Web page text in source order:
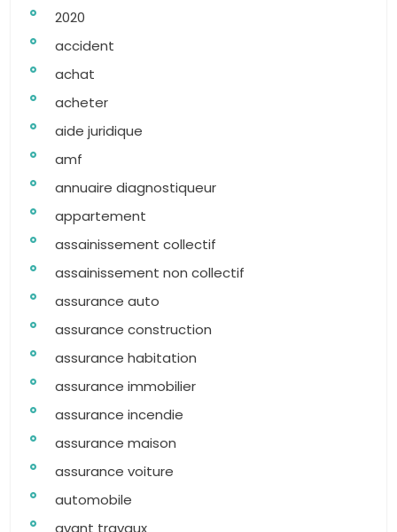
2020
accident
achat
acheter
aide juridique
amf
annuaire diagnostiqueur
appartement
assainissement collectif
assainissement non collectif
assurance auto
assurance construction
assurance habitation
assurance immobilier
assurance incendie
assurance maison
assurance voiture
automobile
avant travaux